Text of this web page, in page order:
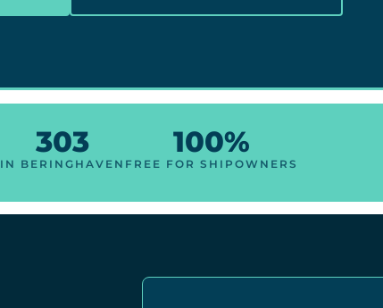
303
IN BERINGHAVEN
100%
FREE FOR SHIPOWNERS